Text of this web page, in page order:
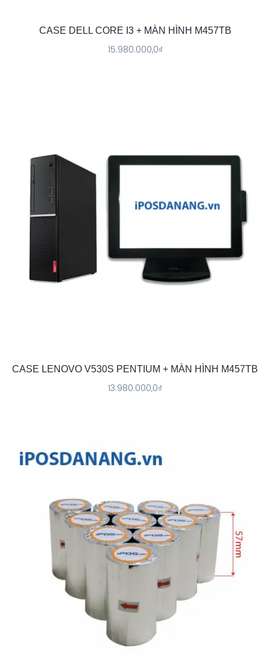
CASE DELL CORE I3 + MÀN HÌNH M457TB
15.980.000,0₫
CASE LENOVO V530S PENTIUM + MÀN HÌNH M457TB
13.980.000,0₫